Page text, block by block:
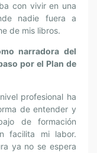
con vivir en una
nadie fuera a
de mis libros.
narradora del
por el Plan de
profesional ha
de entender y
de formación
facilita mi labor.
ya no se espera